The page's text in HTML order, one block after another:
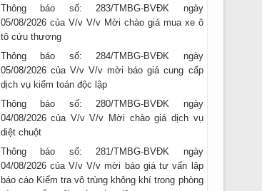
05/08/2026 của V/v V/v Mời chào giá mua xe ô
tô cứu thương
05/08/2026 của V/v V/v mời báo giá cung cấp
dịch vụ kiểm toán độc lập
04/08/2026 của V/v V/v Mời chào giá dịch vụ
diệt chuột
04/08/2026 của V/v V/v mời báo giá tư vấn lập
báo cáo Kiểm tra vô trùng không khí trong phòng
và quan trắc môi trường lao động